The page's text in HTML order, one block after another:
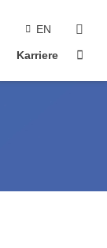
EN
Karriere